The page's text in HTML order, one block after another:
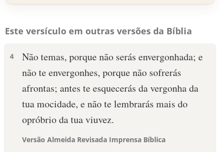
Este versículo em outras versões da Bíblia
4
Não temas, porque não serás envergonhada; e
não te envergonhes, porque não sofrerás
afrontas; antes te esquecerás da vergonha da
tua mocidade, e não te lembrarás mais do
opróbrio da tua viuvez.
Versão Almeida Revisada Imprensa Bíblica